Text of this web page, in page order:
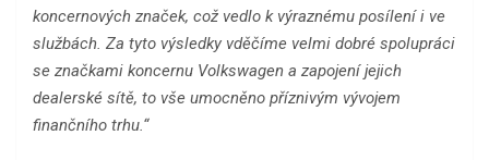
koncernových značek, což vedlo k výraznému posílení i ve
službách. Za tyto výsledky vděčíme velmi dobré spolupráci
se značkami koncernu Volkswagen a zapojení jejich
dealerské sítě, to vše umocněno příznivým vývojem
finančního trhu.“